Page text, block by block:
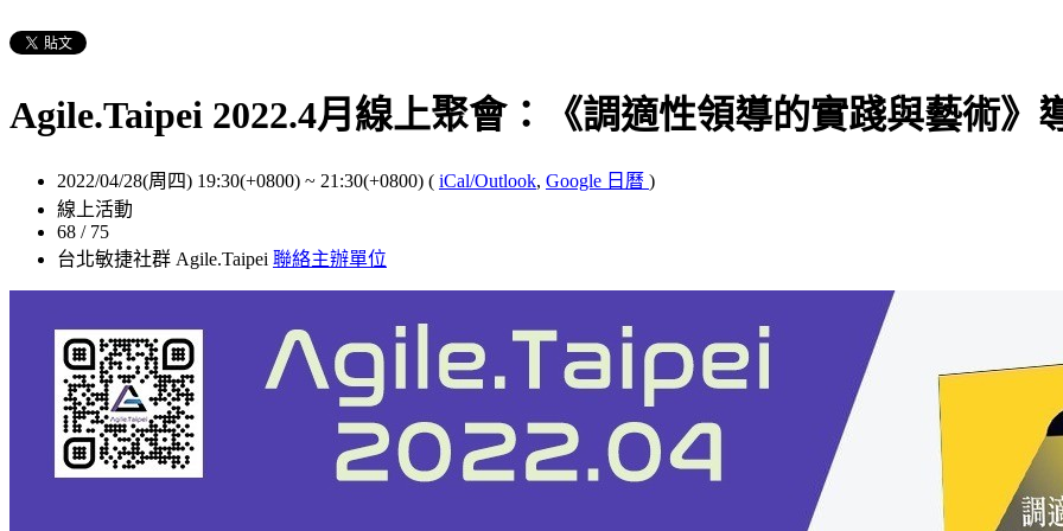
Agile.Taipei 2022.4月線上聚會：《調適性領導的實踐與藝術》
2022/04/28(周四) 19:30(+0800) ~ 21:30(+0800) ( iCal/Outlook, Google 日曆 )
線上活動
68 / 75
台北敏捷社群 Agile.Taipei 聯絡主辦單位